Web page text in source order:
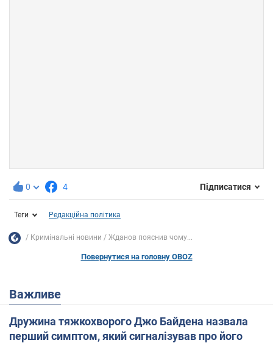
0 4 Підписатися
Теги Редакційна політика
Кримінальні новини Жданов пояснив чому...
Повернутися на головну OBOZ
Важливе
Дружина тяжкохворого Джо Байдена назвала
перший симптом, який сигналізував про його